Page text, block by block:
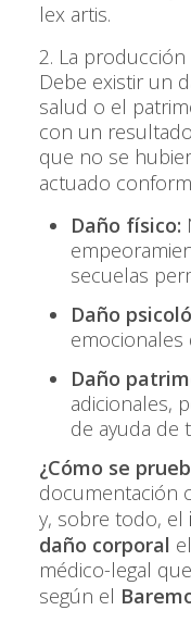
lex artis.
2. La
Debe existir un
salud o el
con un
que no se
actuado
Daño físico:
secuelas
Daño
emocionales
Daño
adicionales,
de ayuda de
¿Cómo se
documentación
y, sobre todo, el
daño corporal
médico-legal
según el